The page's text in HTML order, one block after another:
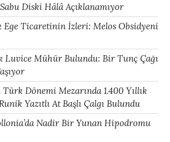
Sabu Diski Hâlâ Açıklanamıyor
Ege Ticaretinin İzleri: Melos Obsidyeni
Luvice Mühür Bulundu: Bir Tunç Çağı
Dönemi Mezarında 1.400 Yıllık
Yazıtlı At Başlı Çalgı Bulundu
Nadir Bir Yunan Hipodromu